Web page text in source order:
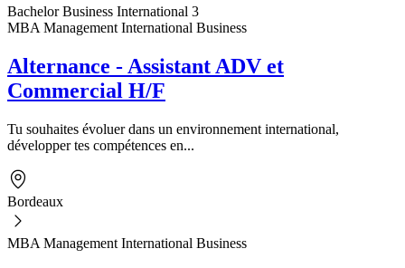
Bachelor Business International 3
MBA Management International Business
Alternance - Assistant ADV et
Commercial H/F
Tu souhaites évoluer dans un environnement international,
développer tes compétences en...
Bordeaux
MBA Management International Business